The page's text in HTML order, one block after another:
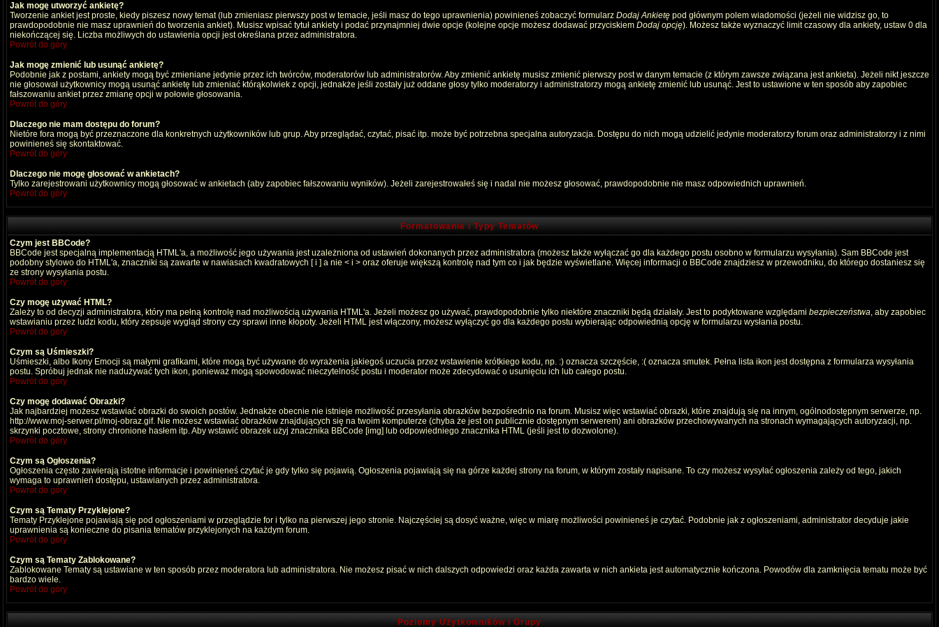
Jak mogę utworzyć ankietę?
Tworzenie ankiet jest proste, kiedy piszesz nowy temat (lub zmieniasz pierwszy post w temacie, jeśli masz do tego uprawnienia) powinieneś zobaczyć formularz Dodaj Ankietę pod głównym polem wiadomości (jeżeli nie widzisz go, to
prawdopodobnie nie masz uprawnień do tworzenia ankiet). Musisz wpisać tytuł ankiety i podać przynajmniej dwie opcje (kolejne opcje możesz dodawać przyciskiem Dodaj opcję). Możesz także wyznaczyć limit czasowy dla ankiety, ustaw 0 dla
niekończącej się. Liczba możliwych do ustawienia opcji jest określana przez administratora.
Powrót do góry
Jak mogę zmienić lub usunąć ankietę?
Podobnie jak z postami, ankiety mogą być zmieniane jedynie przez ich twórców, moderatorów lub administratorów. Aby zmienić ankietę musisz zmienić pierwszy post w danym temacie (z którym zawsze związana jest ankieta). Jeżeli nikt jeszcze
nie głosował użytkownicy mogą usunąć ankietę lub zmieniać którąkolwiek z opcji, jednakże jeśli zostały już oddane głosy tylko moderatorzy i administratorzy mogą ankietę zmienić lub usunąć. Jest to ustawione w ten sposób aby zapobiec
fałszowaniu ankiet przez zmianę opcji w połowie głosowania.
Powrót do góry
Dlaczego nie mam dostępu do forum?
Nietóre fora mogą być przeznaczone dla konkretnych użytkowników lub grup. Aby przeglądać, czytać, pisać itp. może być potrzebna specjalna autoryzacja. Dostępu do nich mogą udzielić jedynie moderatorzy forum oraz administratorzy i z nimi
powinieneś się skontaktować.
Powrót do góry
Dlaczego nie mogę głosować w ankietach?
Tylko zarejestrowani użytkownicy mogą głosować w ankietach (aby zapobiec fałszowaniu wyników). Jeżeli zarejestrowałeś się i nadal nie możesz głosować, prawdopodobnie nie masz odpowiednich uprawnień.
Powrót do góry
Formatowanie i Typy Tematów
Czym jest BBCode?
BBCode jest specjalną implementacją HTML'a, a możliwość jego używania jest uzależniona od ustawień dokonanych przez administratora (możesz także wyłączać go dla każdego postu osobno w formularzu wysyłania). Sam BBCode jest
podobny stylowo do HTML'a, znaczniki są zawarte w nawiasach kwadratowych [ i ] a nie < i > oraz oferuje większą kontrolę nad tym co i jak będzie wyświetlane. Więcej informacji o BBCode znajdziesz w przewodniku, do którego dostaniesz się
ze strony wysyłania postu.
Powrót do góry
Czy mogę używać HTML?
Zależy to od decyzji administratora, który ma pełną kontrolę nad możliwością używania HTML'a. Jeżeli możesz go używać, prawdopodobnie tylko niektóre znaczniki będą działały. Jest to podyktowane względami bezpieczeństwa, aby zapobiec
wstawianiu przez ludzi kodu, który zepsuje wygląd strony czy sprawi inne kłopoty. Jeżeli HTML jest włączony, możesz wyłączyć go dla każdego postu wybierając odpowiednią opcję w formularzu wysłania postu.
Powrót do góry
Czym są Uśmieszki?
Uśmieszki, albo Ikony Emocji są małymi grafikami, które mogą być używane do wyrażenia jakiegoś uczucia przez wstawienie krótkiego kodu, np. :) oznacza szczęście, :( oznacza smutek. Pełna lista ikon jest dostępna z formularza wysyłania
postu. Spróbuj jednak nie nadużywać tych ikon, ponieważ mogą spowodować nieczytelność postu i moderator może zdecydować o usunięciu ich lub całego postu.
Powrót do góry
Czy mogę dodawać Obrazki?
Jak najbardziej możesz wstawiać obrazki do swoich postów. Jednakże obecnie nie istnieje możliwość przesyłania obrazków bezpośrednio na forum. Musisz więc wstawiać obrazki, które znajdują się na innym, ogólnodostępnym serwerze, np.
http://www.moj-serwer.pl/moj-obraz.gif. Nie możesz wstawiać obrazków znajdujących się na twoim komputerze (chyba że jest on publicznie dostępnym serwerem) ani obrazków przechowywanych na stronach wymagających autoryzacji, np.
skrzynki pocztowe, strony chronione hasłem itp. Aby wstawić obrazek użyj znacznika BBCode [img] lub odpowiedniego znacznika HTML (jeśli jest to dozwolone).
Powrót do góry
Czym są Ogłoszenia?
Ogłoszenia często zawierają istotne informacje i powinieneś czytać je gdy tylko się pojawią. Ogłoszenia pojawiają się na górze każdej strony na forum, w którym zostały napisane. To czy możesz wysyłać ogłoszenia zależy od tego, jakich
wymaga to uprawnień dostępu, ustawianych przez administratora.
Powrót do góry
Czym są Tematy Przyklejone?
Tematy Przyklejone pojawiają się pod ogłoszeniami w przeglądzie for i tylko na pierwszej jego stronie. Najczęściej są dosyć ważne, więc w miarę możliwości powinieneś je czytać. Podobnie jak z ogłoszeniami, administrator decyduje jakie
uprawnienia są konieczne do pisania tematów przyklejonych na każdym forum.
Powrót do góry
Czym są Tematy Zablokowane?
Zablokowane Tematy są ustawiane w ten sposób przez moderatora lub administratora. Nie możesz pisać w nich dalszych odpowiedzi oraz każda zawarta w nich ankieta jest automatycznie kończona. Powodów dla zamknięcia tematu może być
bardzo wiele.
Powrót do góry
Poziomy Użytkowników i Grupy